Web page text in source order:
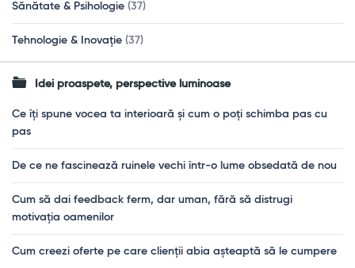
Sănătate & Psihologie (37)
Tehnologie & Inovație (37)
Idei proaspete, perspective luminoase
Ce îți spune vocea ta interioară și cum o poți schimba pas cu
pas
De ce ne fascinează ruinele vechi într-o lume obsedată de nou
Cum să dai feedback ferm, dar uman, fără să distrugi
motivația oamenilor
Cum creezi oferte pe care clienții abia așteaptă să le cumpere